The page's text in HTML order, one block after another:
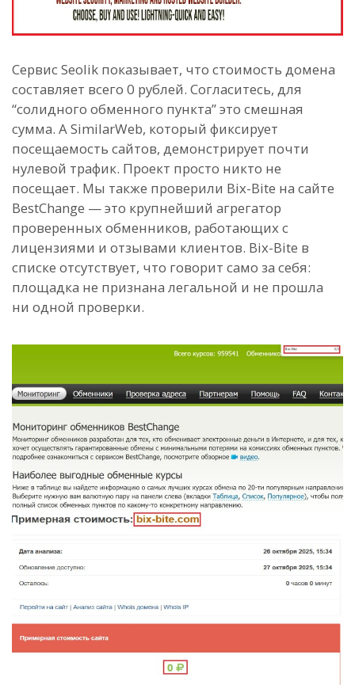
Сервис Seolik показывает, что стоимость домена
составляет всего 0 рублей. Согласитесь, для
“солидного обменного пункта” это смешная
сумма. А SimilarWeb, который фиксирует
посещаемость сайтов, демонстрирует почти
нулевой трафик. Проект просто никто не
посещает. Мы также проверили Bix-Bite на сайте
BestChange — это крупнейший агрегатор
проверенных обменников, работающих с
лицензиями и отзывами клиентов. Bix-Bite в
списке отсутствует, что говорит само за себя:
площадка не признана легальной и не прошла
ни одной проверки.